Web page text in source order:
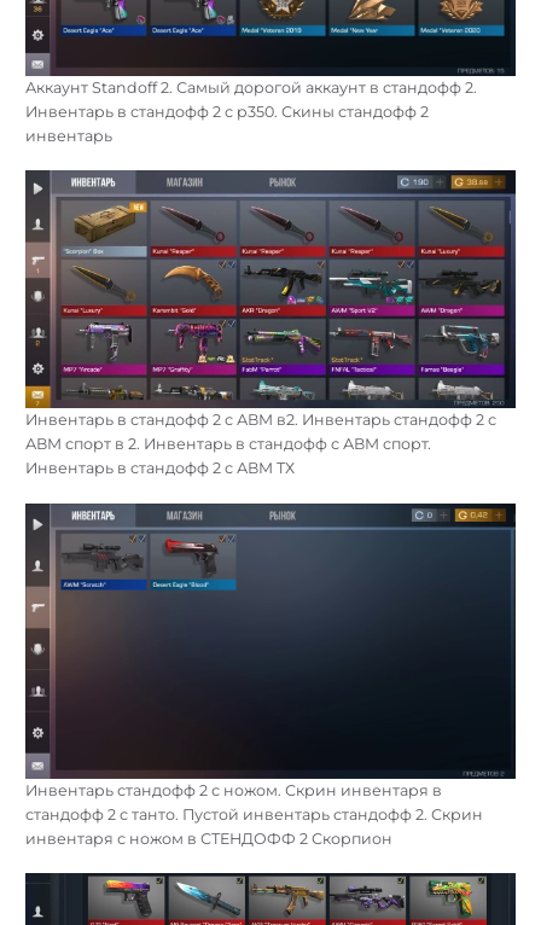
Аккаунт Standoff 2. Самый дорогой аккаунт в стандофф 2.
Инвентарь в стандофф 2 с p350. Скины стандофф 2
инвентарь
Инвентарь в стандофф 2 с АВМ в2. Инвентарь стандофф 2 с
АВМ спорт в 2. Инвентарь в стандофф с АВМ спорт.
Инвентарь в стандофф 2 с АВМ ТХ
Инвентарь стандофф 2 с ножом. Скрин инвентаря в
стандофф 2 с танто. Пустой инвентарь стандофф 2. Скрин
инвентаря с ножом в СТЕНДОФФ 2 Скорпион